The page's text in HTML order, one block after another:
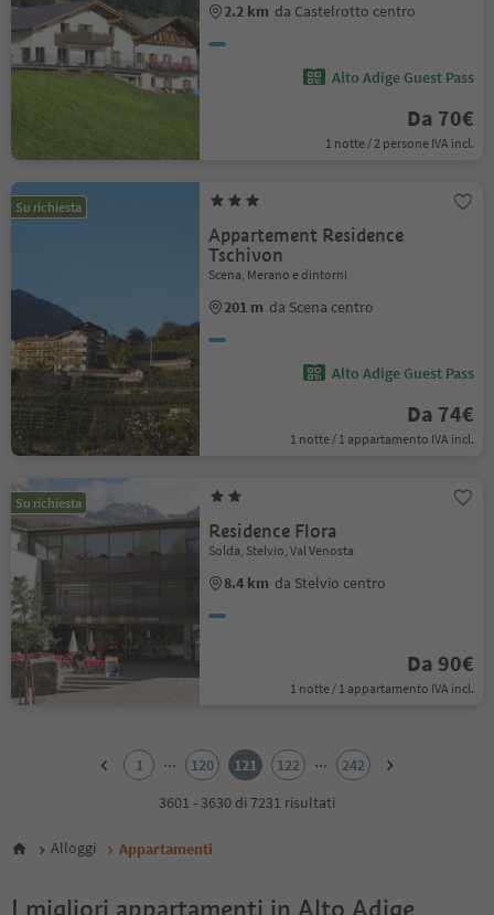
2.2 km da Castelrotto centro
Alto Adige Guest Pass
Da 70€
1 notte / 2 persone IVA incl.
Su richiesta
Appartement Residence
Tschivon
Scena, Merano e dintorni
201 m da Scena centro
Alto Adige Guest Pass
Da 74€
1 notte / 1 appartamento IVA incl.
Su richiesta
Residence Flora
Solda, Stelvio, Val Venosta
8.4 km da Stelvio centro
Da 90€
1 notte / 1 appartamento IVA incl.
6
1 ... 120 121 122 ...
242
3601 - 3630 di 7231 risultati
Alloggi Appartamenti
I migliori appartamenti in Alto Adige